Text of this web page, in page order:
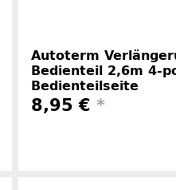
Autoterm
Bedienteil 2,6m 4-
Bedienteilseite
8,95 € *